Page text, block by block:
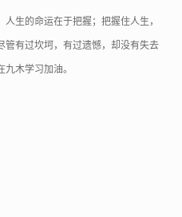
生的命运在于把握；把握住人生，
管有过坎坷，有过遗憾，却没有失去
木学习加油。